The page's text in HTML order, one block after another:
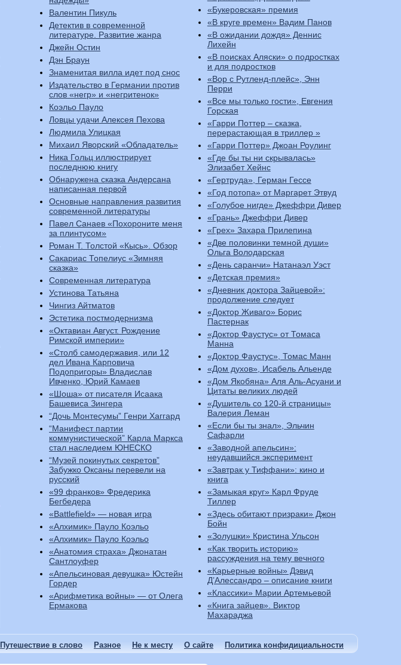
Валентин Пикуль
Детектив в современной
литературе. Развитие жанра
Джейн Остин
Дэн Браун
Знаменитая вилла идет под снос
Издательство в Германии против
слов «негр» и «негритенок»
Коэльо Пауло
Ловцы удачи Алексея Пехова
Людмила Улицкая
Михаил Яворский «Обладатель»
Ника Гольц иллюстрирует
последнюю книгу
Обнаружена сказка Андерсана
написанная первой
Основные направления развития
современной литературы
Павел Санаев «Похороните меня
за плинтусом»
Роман Т. Толстой «Кысь». Обзор
Сакариас Топелиус «Зимняя
сказка»
Современная литература
Устинова Татьяна
Чингиз Айтматов
Эстетика постмодернизма
«Октавиан Август. Рождение
Римской империи»
«Столб самодержавия, или 12
дел Ивана Карповича
Подопригоры» Владислав
Ивченко, Юрий Камаев
«Шоша» от писателя Исаака
Башевиса Зингера
“Дочь Монтесумы” Генри Хаггард
“Манифест партии
коммунистической” Карла Маркса
стал наследием ЮНЕСКО
“Музей покинутых секретов”
Забужко Оксаны перевели на
русский
«99 франков» Фредерика
Бегбедера
«Battlefield» — новая игра
«Алхимик» Пауло Коэльо
«Алхимик» Пауло Коэльо
«Анатомия страха» Джонатан
Сантлоуфер
«Апельсиновая девушка» Юстейн
Гордер
«Арифметика войны» — от Олега
Ермакова
«Букеровская» премия
«В круге времен» Вадим Панов
«В ожидании дождя» Деннис
Лихейн
«В поисках Аляски» о подростках
и для подростков
«Вор с Рутленд-плейс», Энн
Перри
«Все мы только гости», Евгения
Горская
«Гарри Поттер – сказка,
перерастающая в триллер »
«Гарри Поттер» Джоан Роулинг
«Где бы ты ни скрывалась»
Элизабет Хейнс
«Гертруда», Герман Гессе
«Год потопа» от Маргарет Этвуд
«Голубое нигде» Джеффри Дивер
«Грань» Джеффри Дивер
«Грех» Захара Прилепина
«Две половинки темной души»
Ольга Володарская
«День саранчи» Натанаэл Уэст
«Детская премия»
«Дневник доктора Зайцевой»:
продолжение следует
«Доктор Живаго» Борис
Пастернак
«Доктор Фаустус» от Томаса
Манна
«Доктор Фаустус», Томас Манн
«Дом духов», Исабель Альенде
«Дом Якобяна» Аля Аль-Асуани и
Цитаты великих людей
«Душитель со 120-й страницы»
Валерия Леман
«Если бы ты знал», Эльчин
Сафарли
«Заводной апельсин»:
неудавшийся эксперимент
«Завтрак у Тиффани»: кино и
книга
«Замыкая круг» Карл Фруде
Тиллер
«Здесь обитают призраки» Джон
Бойн
«Золушки» Кристина Ульсон
«Как творить историю»
рассуждения на тему вечного
«Карьерные войны» Дэвид
Д’Алессандро – описание книги
«Классики» Марии Артемьевой
«Книга зайцев». Виктор
Махараджа
Путешествие в слово Разное Не к месту О сайте Политика конфидициальности